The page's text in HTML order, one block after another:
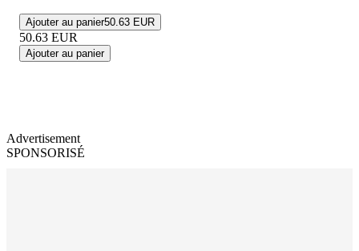
Ajouter au panier50.63 EUR
50.63 EUR
Ajouter au panier
Advertisement
SPONSORISÉ